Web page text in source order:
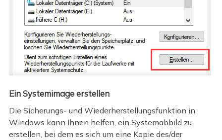
Ein Systemimage erstellen
Die Sicherungs- und Wiederherstellungsfunktion in
Windows kann Ihnen helfen, ein Systemabbild zu
erstellen, bei dem es sich um eine Kopie des/der